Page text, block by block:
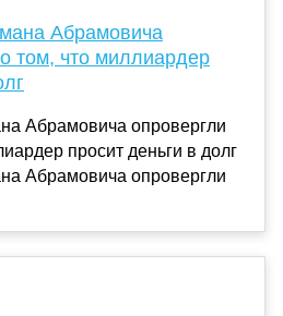
Абрамовича
том, что миллиардер
Абрамовича опровергли
просит деньги в долг
Абрамовича опровергли